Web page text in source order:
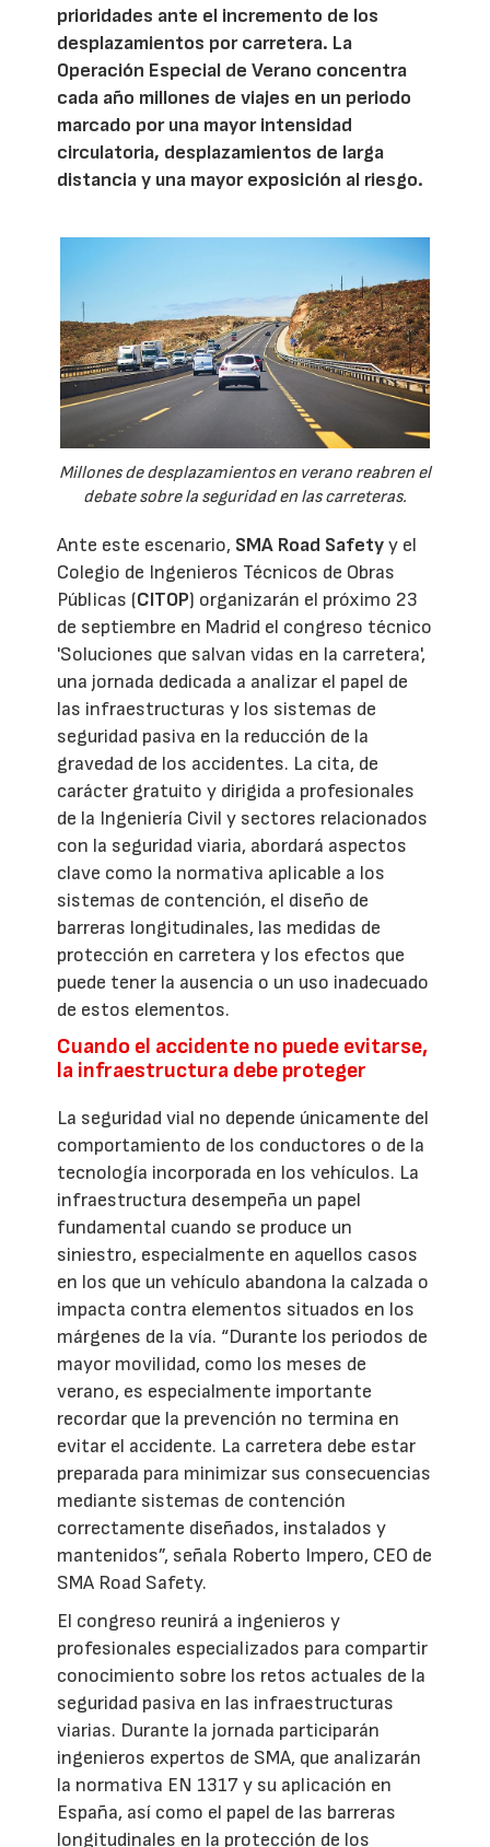
prioridades ante el incremento de los
desplazamientos por carretera. La
Operación Especial de Verano concentra
cada año millones de viajes en un periodo
marcado por una mayor intensidad
circulatoria, desplazamientos de larga
distancia y una mayor exposición al riesgo.
Millones de desplazamientos en verano reabren el
debate sobre la seguridad en las carreteras.
Ante este escenario, SMA Road Safetyy el
Colegio de Ingenieros Técnicos de Obras
Públicas (CITOP) organizarán el próximo 23
de septiembre en Madrid el congreso técnico
'Soluciones que salvan vidas en la carretera',
una jornada dedicada a analizar el papel de
las infraestructuras y los sistemas de
seguridad pasiva en la reducción de la
gravedad de los accidentes. La cita, de
carácter gratuito y dirigida a profesionales
de la Ingeniería Civil y sectores relacionados
con la seguridad viaria, abordará aspectos
clave como la normativa aplicable a los
sistemas de contención, el diseño de
barreras longitudinales, las medidas de
protección en carretera y los efectos que
puede tener la ausencia o un uso inadecuado
de estos elementos.
Cuando el accidente no puede evitarse,
la infraestructura debe proteger
La seguridad vial no depende únicamente del
comportamiento de los conductores o de la
tecnología incorporada en los vehículos. La
infraestructura desempeña un papel
fundamental cuando se produce un
siniestro, especialmente en aquellos casos
en los que un vehículo abandona la calzada o
impacta contra elementos situados en los
márgenes de la vía. “Durante los periodos de
mayor movilidad, como los meses de
verano, es especialmente importante
recordar que la prevención no termina en
evitar el accidente. La carretera debe estar
preparada para minimizar sus consecuencias
mediante sistemas de contención
correctamente diseñados, instalados y
mantenidos”, señala Roberto Impero, CEO de
SMA Road Safety.
El congreso reunirá a ingenieros y
profesionales especializados para compartir
conocimiento sobre los retos actuales de la
seguridad pasiva en las infraestructuras
viarias. Durante la jornada participarán
ingenieros expertos de SMA, que analizarán
la normativa EN 1317 y su aplicación en
España, así como el papel de las barreras
longitudinales en la protección de los